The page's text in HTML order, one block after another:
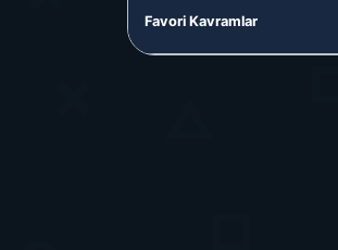
Favori Kavramlar